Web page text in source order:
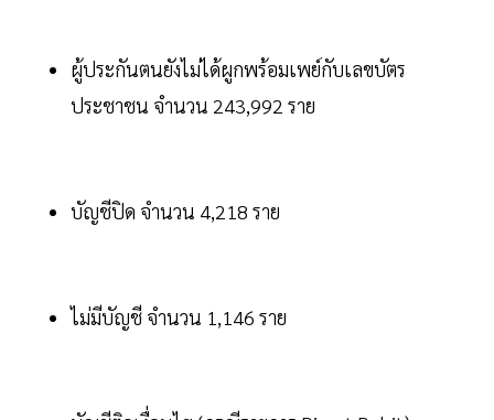
ผู้ประกันตนยังไม่ได้ผูกพร้อมเพย์กับเลขบัตร
ประชาชน จำนวน 243,992 ราย
บัญชีปิด จำนวน 4,218 ราย
ไม่มีบัญชี จำนวน 1,146 ราย